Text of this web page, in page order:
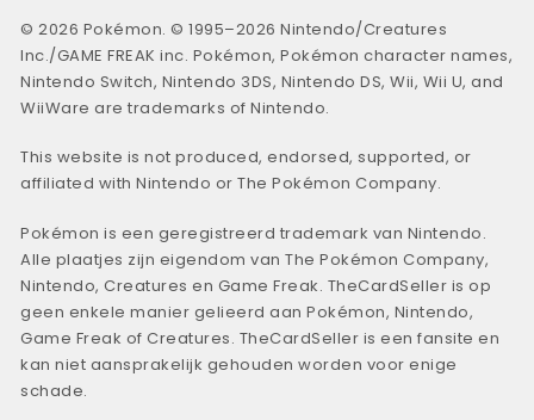
© 2026 Pokémon. © 1995–2026 Nintendo/Creatures
Inc./GAME FREAK inc. Pokémon, Pokémon character names,
Nintendo Switch, Nintendo 3DS, Nintendo DS, Wii, Wii U, and
WiiWare are trademarks of Nintendo.
This website is not produced, endorsed, supported, or
affiliated with Nintendo or The Pokémon Company.
Pokémon is een geregistreerd trademark van Nintendo.
Alle plaatjes zijn eigendom van The Pokémon Company,
Nintendo, Creatures en Game Freak. TheCardSeller is op
geen enkele manier gelieerd aan Pokémon, Nintendo,
Game Freak of Creatures. TheCardSeller is een fansite en
kan niet aansprakelijk gehouden worden voor enige
schade.